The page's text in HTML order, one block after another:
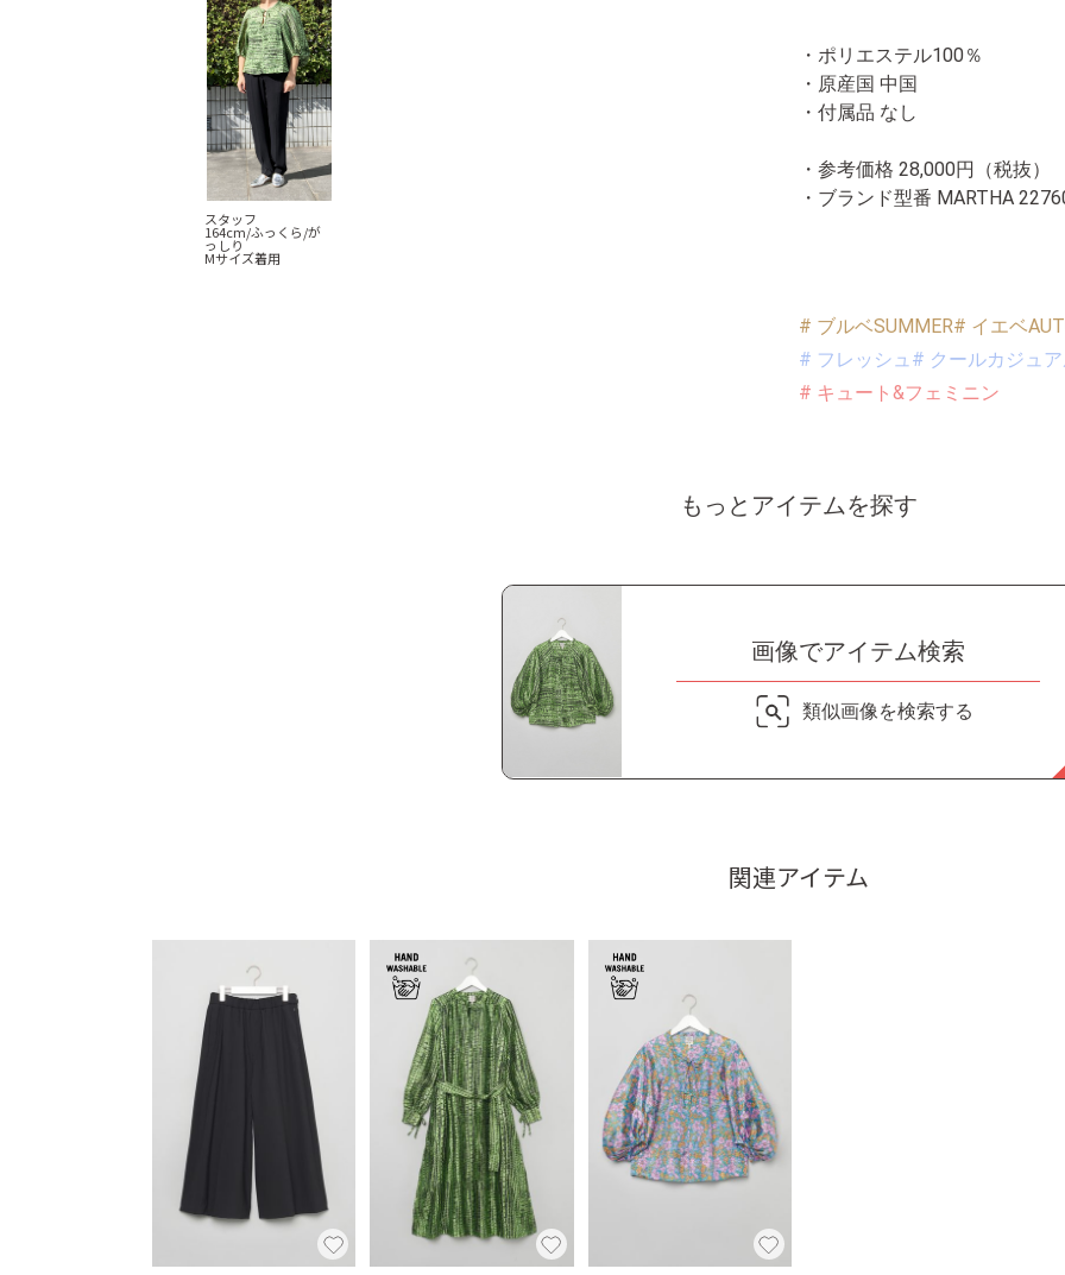
スタッフ
164cm/ふっくら/が
っしり
Mサイズ着用
・ポリエステル100％
・原産国 中国
・付属品 なし
・参考価格 28,000円（税抜）
・ブランド型番 MARTHA
# ブルベSUMMER# イエベ
# フレッシュ # クールカジュ
# キュート&フェミニン
もっとアイテムを探す
画像でアイテム検索
類似画像を検索する
関連アイテム